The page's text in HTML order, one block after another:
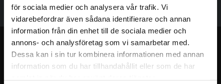
för sociala medier och analysera vår trafik. Vi
vidarebefordrar även sådana identifierare och annan
information från din enhet till de sociala medier och
annons- och analysföretag som vi samarbetar med.
Dessa kan i sin tur kombinera informationen med annan
information som du har tillhandahållit eller som de har